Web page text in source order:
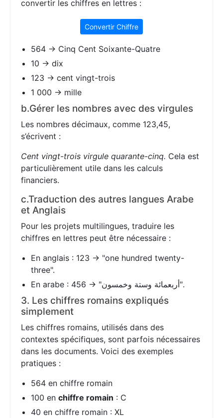
convertir les chiffres en lettres :
Convertir Chiffre
564 → Cinq Cent Soixante-Quatre
10 → dix
123 → cent vingt-trois
1 000 → mille
b.Gérer les nombres avec des virgules
Les nombres décimaux, comme 123,45,
s’écrivent :
Cent vingt-trois virgule quarante-cinq. Cela est
particulièrement utile dans les calculs
financiers.
c.Traduction des autres langues Arabe
et Anglais
Pour les projets multilingues, traduire les
chiffres en lettres peut être nécessaire :
En anglais : 123 → "one hundred twenty-
three".
En arabe : 456 → "أربعمائة وستة وخمسون".
3. Les chiffres romains expliqués
simplement
Les chiffres romains, utilisés dans des
contextes spécifiques, sont parfois nécessaires
dans les documents. Voici des exemples
pratiques :
564 en chiffre romain
100 enchiffre romain : C
40 en chiffre romain : XL